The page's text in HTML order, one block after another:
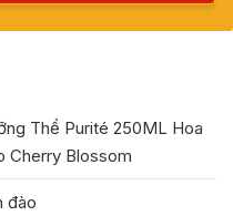
Thể Purité 250ML Hoa
Cherry Blossom
đào